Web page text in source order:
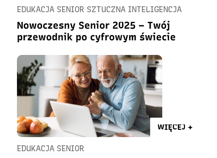
EDUKACJA SENIOR SZTUCZNA INTELIGENCJA
Nowoczesny Senior 2025 – Twój
przewodnik po cyfrowym świecie
WIĘCEJ +
EDUKACJA SENIOR